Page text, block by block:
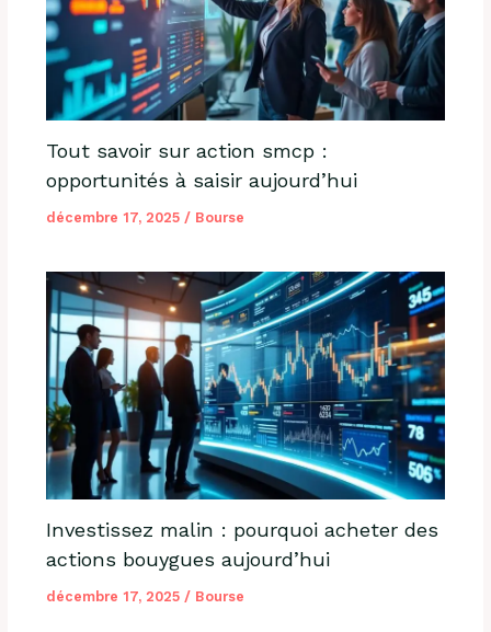
Tout savoir sur action smcp :
opportunités à saisir aujourd’hui
décembre 17, 2025 / Bourse
Investissez malin : pourquoi acheter des
actions bouygues aujourd’hui
décembre 17, 2025 / Bourse